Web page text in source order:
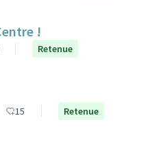
!
Retenue
15 Retenue